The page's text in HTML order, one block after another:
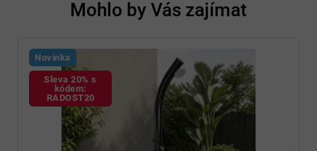
Mohlo by Vás zajímat
Novinka
Sleva 20% s
kódem:
RADOST20